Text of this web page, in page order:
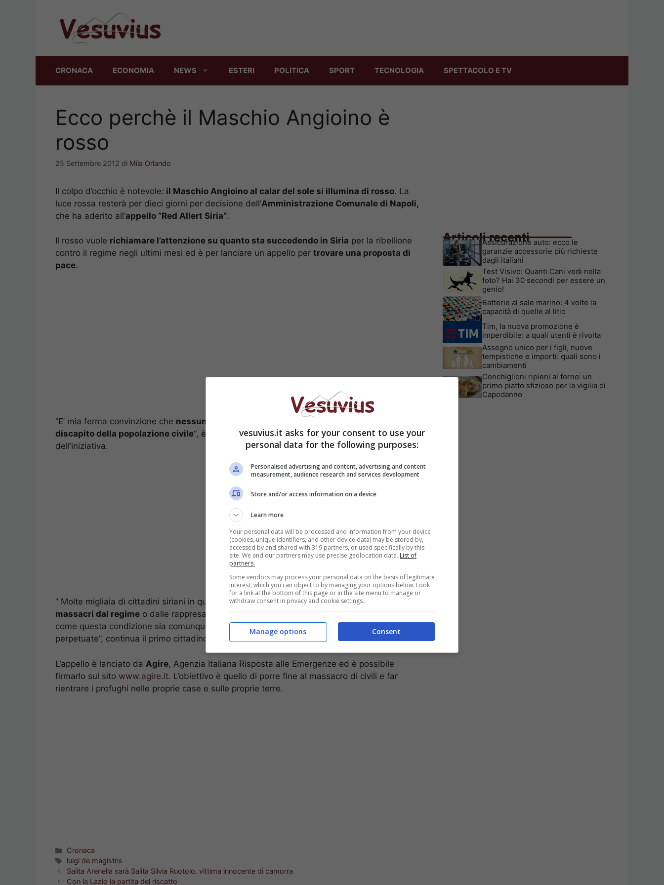
CRONACA ECONOMIA NEWS ESTERI POLITICA SPORT TECNOLOGIA SPETTACOLO E TV
Ecco perchè il Maschio Angioino è
rosso
25 Settembre 2012 di Mila Orlando
Il colpo d’occhio è notevole: il Maschio Angioino al calar del sole si illumina di rosso. La
luce rossa resterà per dieci giorni per decisione dell’Amministrazione Comunale di Napoli,
che ha aderito all’appello “Red Allert Siria”.
Il rosso vuole richiamare l’attenzione su quanto sta succedendo in Siria per la ribellione
contro il regime negli ultimi mesi ed è per lanciare un appello per trovare una proposta di
pace.
“E’ mia ferma convinzione che nessuna posizione geopolitica può essere sostenuta a
discapito della popolazione civile“, è l’opinione diLuigi De Magistrisa commento
dell’iniziativa.
” Molte migliaia di cittadini siriani in questi giorni sono resi profughi perché in fuga dai
massacri dal regime o dalle rappresaglie di gruppi fondamentalisti. Fa male constatare
come questa condizione sia comunque preferibile alle migliaia di uccisioni fino ad ora
perpetuate”, continua il primo cittadino.
L’appello è lanciato da Agire, Agenzia Italiana Risposta alle Emergenze ed è possibile
firmarlo sul sito www.agire.it. L’obiettivo è quello di porre fine al massacro di civili e far
rientrare i profughi nelle proprie case e sulle proprie terre.
Categorie
Cronaca
Tag
luigi de magistris
Salita Arenella sarà Salita Silvia Ruotolo, vittima innocente di camorra
Con la Lazio la partita del riscatto
Articoli recenti
Assicurazione auto: ecco le
garanzie accessorie più richieste
dagli italiani
Test Visivo: Quanti Cani vedi nella
foto? Hai 30 secondi per essere un
genio!
Batterie al sale marino: 4 volte la
capacità di quelle al litio
Tim, la nuova promozione è
imperdibile: a quali utenti è rivolta
Assegno unico per i figli, nuove
tempistiche e importi: quali sono i
cambiamenti
Conchiglioni ripieni al forno: un
primo piatto sfizioso per la vigilia di
Capodanno
vesuvius.it asks for your consent to use your
personal data for the following purposes:
Personalised advertising and content, advertising and content
measurement, audience research and services development
Store and/or access information on a device
Learn more
Your personal data will be processed and information from your device
(cookies, unique identifiers, and other device data) may be stored by,
accessed by and shared with 319 partners, or used specifically by this
site. We and our partners may use precise geolocation data. List of
partners.
Some vendors may process your personal data on the basis of legitimate
interest, which you can object to by managing your options below. Look
for a link at the bottom of this page or in the site menu to manage or
withdraw consent in privacy and cookie settings.
Consent
Manage options